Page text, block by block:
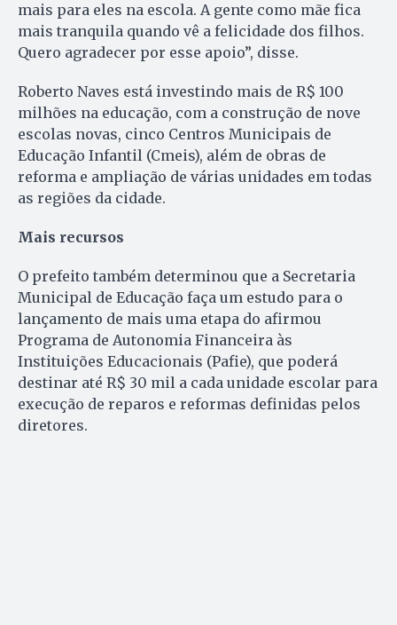
mais para eles na escola. A gente como mãe fica
mais tranquila quando vê a felicidade dos filhos.
Quero agradecer por esse apoio”, disse.
Roberto Naves está investindo mais de R$ 100
milhões na educação, com a construção de nove
escolas novas, cinco Centros Municipais de
Educação Infantil (Cmeis), além de obras de
reforma e ampliação de várias unidades em todas
as regiões da cidade.
Mais recursos
O prefeito também determinou que a Secretaria
Municipal de Educação faça um estudo para o
lançamento de mais uma etapa do afirmou
Programa de Autonomia Financeira às
Instituições Educacionais (Pafie), que poderá
destinar até R$ 30 mil a cada unidade escolar para
execução de reparos e reformas definidas pelos
diretores.